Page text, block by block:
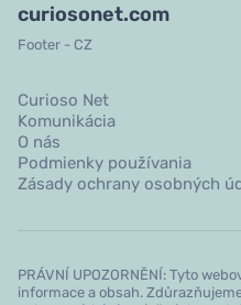
curiosonet.com
Footer - CZ
Curioso Net
Komunikácia
O nás
Podmienky používania
Zásady ochrany osobných
PRÁVNÍ UPOZORNĚNÍ: Tyto
informace a obsah.